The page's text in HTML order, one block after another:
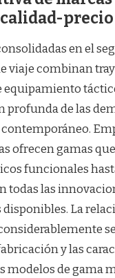
precio
en el
viaje combinan
equipamiento
profunda de las
ofrecen gamas
funcionales
todas las
La
y las
modelos de gama